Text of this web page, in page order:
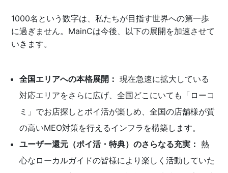
1000名という数字は、私たちが目指す世界への第一歩
に過ぎません。MainCは今後、以下の展開を加速させて
いきます。
全国エリアへの本格展開： 現在急速に拡大している
対応エリアをさらに広げ、全国どこにいても「ローコ
ミ」でお店探しとポイ活が楽しめ、全国の店舗様が質
の高いMEO対策を行えるインフラを構築します。
ユーザー還元（ポイ活・特典）のさらなる充実： 熱
心なローカルガイドの皆様により楽しく活動していた